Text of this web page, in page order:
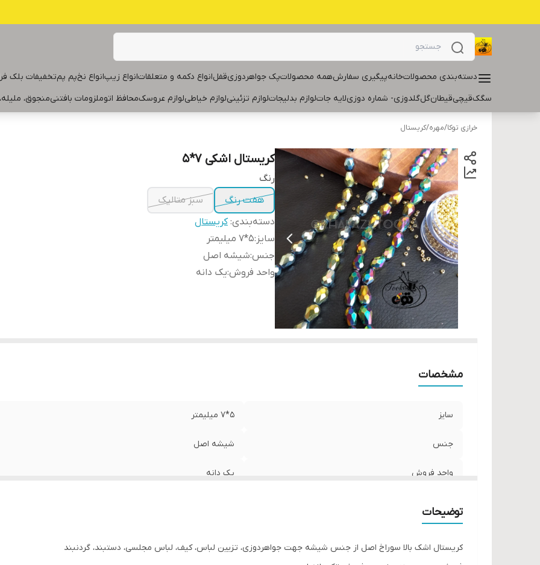
دسته‌بندی محصولاتخانهپیگیری سفارشهمه محصولاتپک جواهردوزیقفلانواع دکمه و متعلقاتانواع زیپانواع نخپم پمتخفیفات بلک
سگکقیچیقیطانگلگلدوزی- شماره دوزیلایه جاتلوازم بدلیجاتلوازم تزئینیلوازم خیاطیلوازم عروسکمحافظ اتوملزومات بافتنیمنجوق،
خرازی توکا/مهره/کریستال
کریستال اشکی ۷*۵
رنگ
هفت رنگ
سبز متالیک
دسته‌بندی:کریستال
سایز :۵*۷ میلیمتر
جنس:شیشه اصل
واحد فروش:یک دانه
مشخصات
سایز ۵*۷ میلیمتر
جنس شیشه اصل
واحد فروش یک دانه
توضیحات
کریستال اشک بالا سوراخ اصل از جنس شیشه جهت جواهردوزی، تزیین لباس، کیف، لباس مجلسی، دستبند، گردنبند